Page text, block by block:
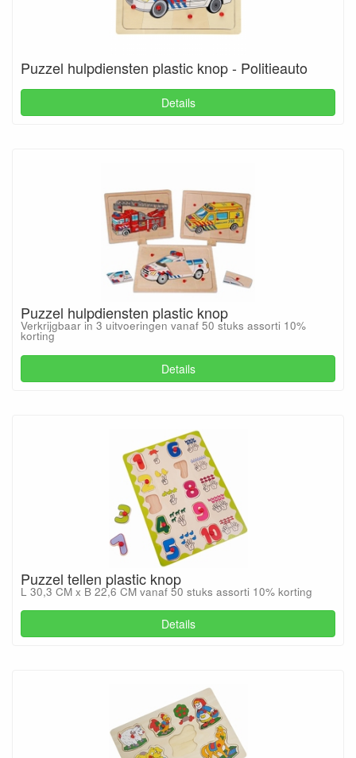
Puzzel hulpdiensten plastic knop - Politieauto
Details
Puzzel hulpdiensten plastic knop
Verkrijgbaar in 3 uitvoeringen vanaf 50 stuks assorti 10%
korting
Details
Puzzel tellen plastic knop
L 30,3 CM x B 22,6 CM vanaf 50 stuks assorti 10% korting
Details